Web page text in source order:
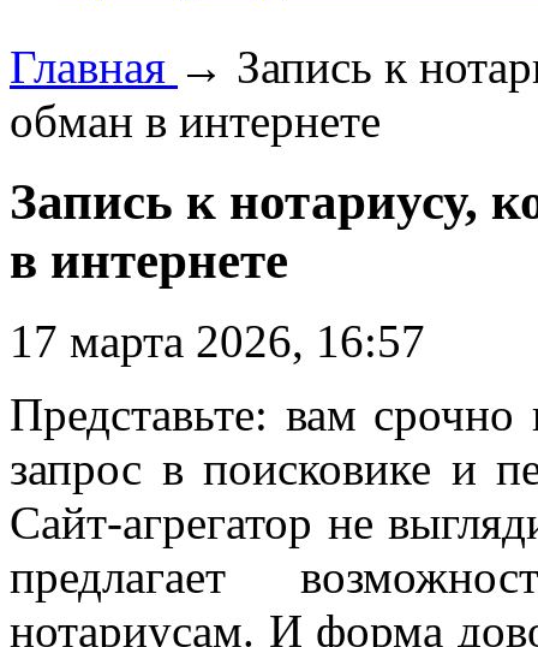
Главная → Запись к
обман в интернете
Запись к нотариусу,
в интернете
17 марта 2026, 16:57
Представьте: вам
запрос в поисковике и
Сайт-агрегатор не
предлагает
нотариусам. И форма